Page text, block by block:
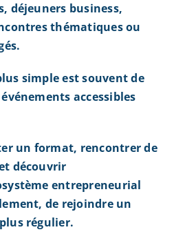
déjeuners business,
thématiques ou
simple est souvent de
accessibles
un format, rencontrer de
découvrir
entrepreneurial
de rejoindre un
régulier.